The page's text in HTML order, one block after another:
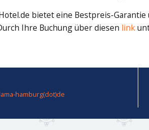
bietet eine Bestpreis-
Ihre Buchung über diesen link
hamburg(dot)de